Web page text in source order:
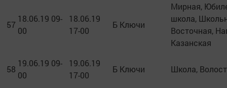
57
18.06.19 09-
00
18.06.19
17-00
Б Ключи
Мирная,
школа,
Восточная,
Казанская
58
19.06.19 09-
00
19.06.19
17-00
Б Ключи Школа,